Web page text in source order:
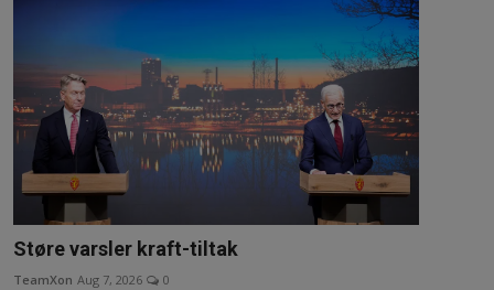
Støre varsler kraft-tiltak
TeamXon Aug 7, 2026 0